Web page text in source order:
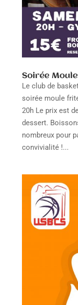
Soirée
Le club de
soirée moule
20h Le prix est
dessert.
nombreux pour
convivialité !...